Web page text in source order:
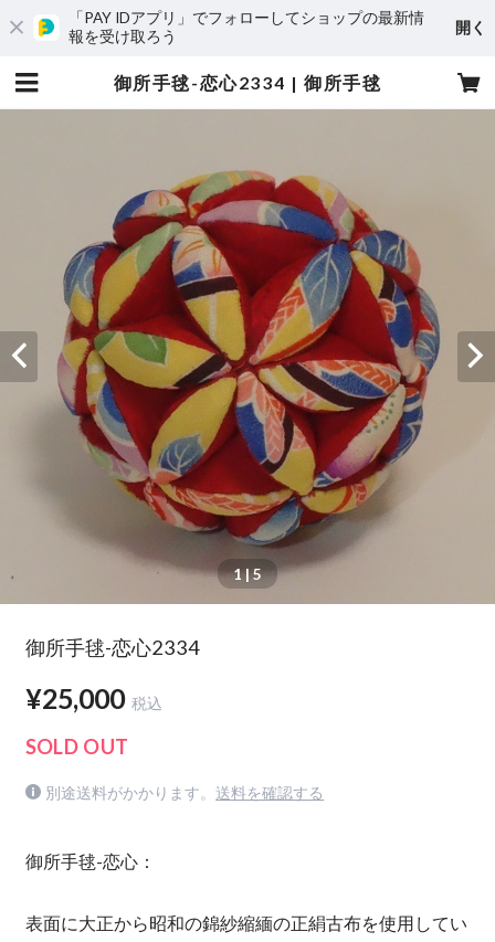
「PAY IDアプリ」でフォローしてショップの最新情
報を受け取ろう
開く
御所手毬-恋心2334 | 御所手毬
1| 5
御所手毬-恋心2334
¥25,000 税込
SOLD OUT
別途送料がかかります。 送料を確認する
御所手毬-恋心：
表面に大正から昭和の錦紗縮緬の正絹古布を使用してい